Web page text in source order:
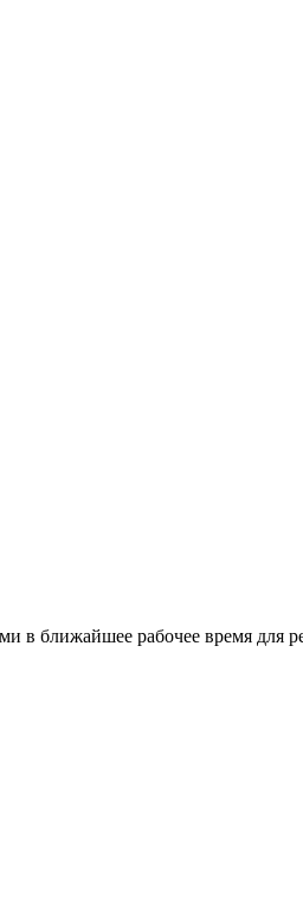
в ближайшее рабочее время для